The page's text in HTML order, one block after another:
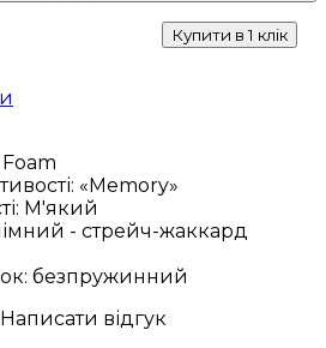
Купити в 1 клік
«Memory»
М'який
- стрейч-жаккард
безпружинний
Написати відгук